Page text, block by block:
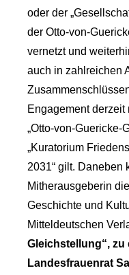
oder der
der Otto-von-
vernetzt und
auch in zahlreichen
Engagement derzeit
„Otto-von-Guericke-
„Kuratorium
2031“ gilt. Daneben
Mitherausgeberin
Geschichte und
Mitteldeutschen
Gleichstellung“, zu
Landesfrauenrat